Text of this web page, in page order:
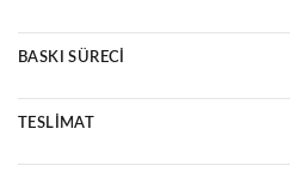
Çerçeveli veya çerçevesiz seçenekler
Uzun ömürlü ve kolay temizlenir
Ücretsiz kargo, güvenli paketleme
14 gün kolay iade
BASKI SÜRECI
Çizilmeye karşı dirençli yüzey
TESLIMAT